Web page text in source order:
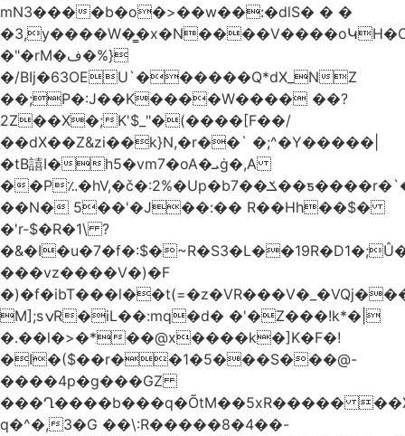
mN3����b�o�>��w��:�dlS� � �
�"�rM�ف�%}
�/BIj�63OEU`������Q*dX_NZ
��;P�:J��K����W���� ��?
2Z��X�;K'$_"�(����[F��/
��dX��Z&zi��k}N,�r��` �;^�Y�����|
�tB譆I�h5�vm7�oA�ܝġ�,A
��P؉�hV,�č�:2%�Up�bݎ��7��ƽ����r�`��bn<1g�(h�ى!
��N� 5��'�J��:�� R��Hh��$�
�'r-$�R�1\ ?
���vz����V�)�F
M];sݍR�iL��:mq�d� �'�Z���!k*�|
�.��l�>�*��@x����k�]K�F�!
�I�($��r��1�5���S���@-
����4p�g���GZ
���Ղ����b���q�ÕtM��5xR�����
q�^�,3�G ��\:R�����8�4��-